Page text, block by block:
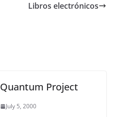
Libros electrónicos
Quantum Project
July 5, 2000